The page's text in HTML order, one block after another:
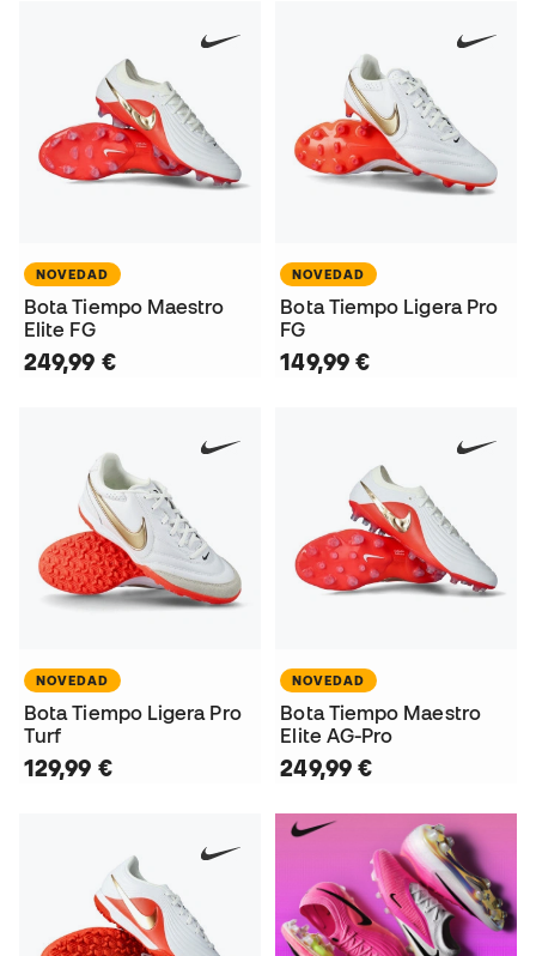
NOVEDAD
Bota Tiempo Maestro
Elite FG
249,99 €
NOVEDAD
Bota Tiempo Ligera Pro
FG
149,99 €
NOVEDAD
Bota Tiempo Ligera Pro
Turf
129,99 €
NOVEDAD
Bota Tiempo Maestro
Elite AG-Pro
249,99 €